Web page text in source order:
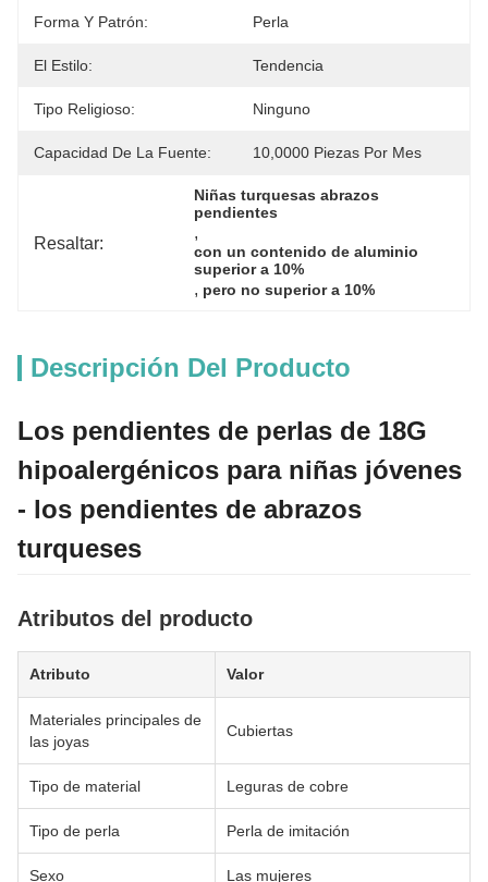
Forma Y Patrón: Perla
El Estilo: Tendencia
Tipo Religioso: Ninguno
Capacidad De La Fuente: 10,0000 Piezas Por Mes
Resaltar:
Niñas turquesas abrazos
pendientes
,
con un contenido de aluminio
superior a 10%
, pero no superior a 10%
Descripción Del Producto
Los pendientes de perlas de 18G
hipoalergénicos para niñas jóvenes
- los pendientes de abrazos
turqueses
Atributos del producto
Atributo Valor
Materiales principales de
las joyas
Cubiertas
Tipo de material Leguras de cobre
Tipo de perla Perla de imitación
Sexo Las mujeres